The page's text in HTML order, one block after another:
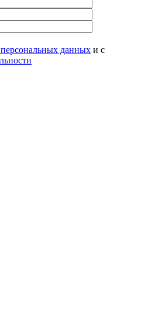
персональных данных и с